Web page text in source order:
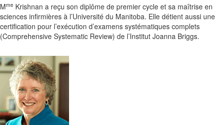
Mme Krishnan a reçu son diplôme de premier cycle et sa maîtrise en
sciences infirmières à l’Université du Manitoba. Elle détient aussi une
certification pour l’exécution d’examens systématiques complets
(Comprehensive Systematic Review) de l’Institut Joanna Briggs.